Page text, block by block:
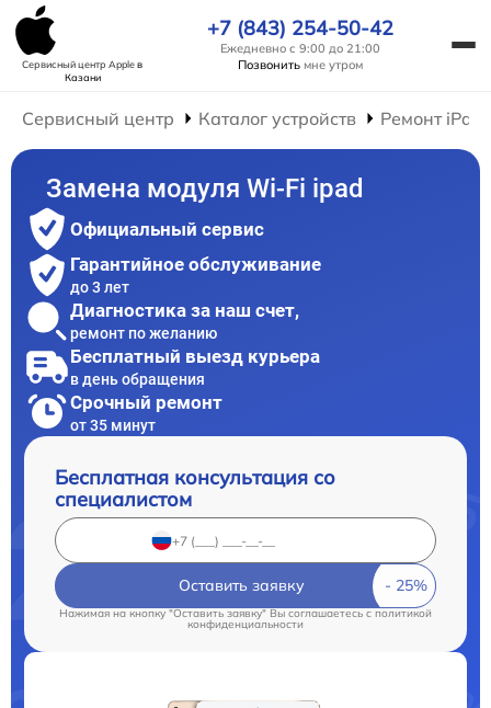
Сервисный центр Appleв
Казани
+7 (843) 254-50-42
Ежедневно с 9:00 до 21:00
Позвонить мне утром
Сервисный центр Каталог устройств Ремонт iPad
Замена модуля Wi-Fi ipad
Официальный сервис
Гарантийное обслуживание
до 3 лет
Диагностика за наш счет,
ремонт по желанию
Бесплатный выезд курьера
в день обращения
Срочный ремонт
от 35 минут
Бесплатная консультация со
специалистом
Оставить заявку
Нажимая на кнопку "Оставить заявку" Вы соглашаетесь cполитикой
конфиденциальности